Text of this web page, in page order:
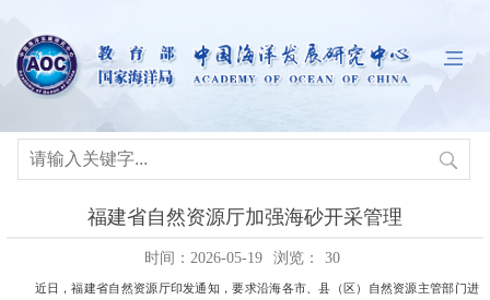
福建省自然资源厅加强海砂开采管理
时间：2026-05-19 浏览： 30
近日，福建省自然资源厅印发通知，要求沿海各市、县（区）自然资源主管部门进